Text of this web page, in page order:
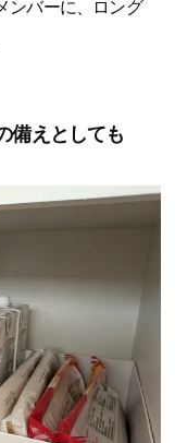
、子どもたちがパ